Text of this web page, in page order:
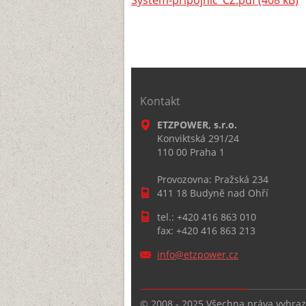
Kontakt
ETZPOWER, s.r.o.
Konviktská 291/24
110 00 Praha 1
Provozovna: Pražská 234
411 18 Budyně nad Ohří
tel.: +420 416 863 010
fax: +420 416 863 213
info@etzpower.cz